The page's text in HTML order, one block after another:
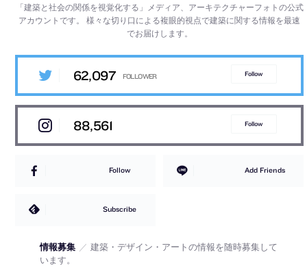
「建築と社会の関係を視覚化する」メディア、アーキテクチャーフォトの公式
アカウントです。様々な切り口による複眼的視点で建築に関する情報を最速
でお届けします。
62,097 Follow
88,561 Follow
Follow Add Friends
Subscribe
情報募集 ／ 建築・デザイン・アートの情報を随時募集して
います。